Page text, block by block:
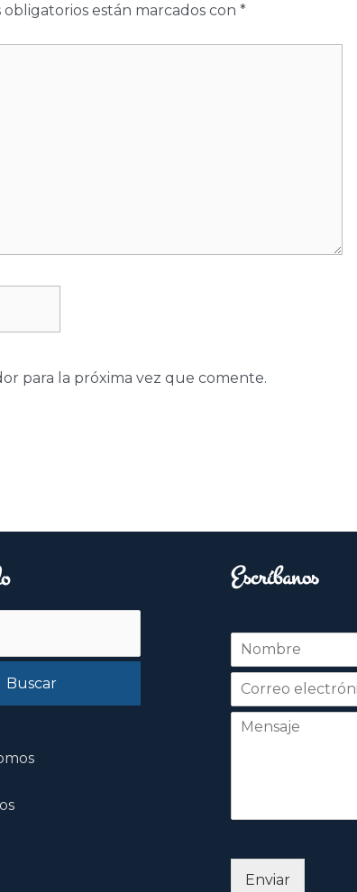
obligatorios están marcados con *
para la próxima vez que comente.
Escríbanos
m
r
Nombre
Enviar